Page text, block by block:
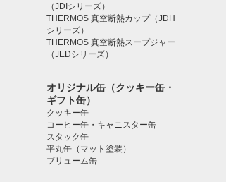
（JDIシリーズ）
THERMOS 真空断熱カップ（JDH
シリーズ）
THERMOS 真空断熱スープジャー
（JEDシリーズ）
オリジナル缶（クッキー缶・
ギフト缶）
クッキー缶
コーヒー缶・キャニスター缶
スタック缶
平丸缶（マット塗装）
ブリューム缶